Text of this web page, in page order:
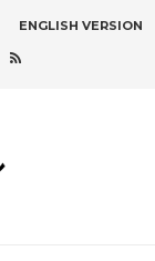
ENGLISH VERSION